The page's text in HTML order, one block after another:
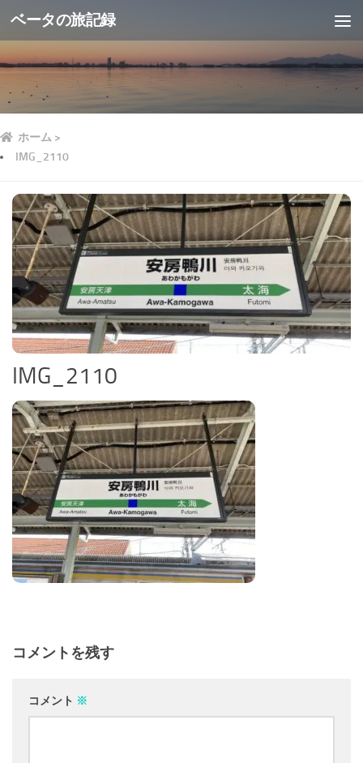
ベータの旅記録
ホーム >
IMG_2110
IMG_2110
コメントを残す
コメント ※